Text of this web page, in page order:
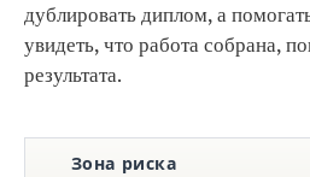
дублировать диплом, а
увидеть, что работа собрана,
результата.
Зона риска